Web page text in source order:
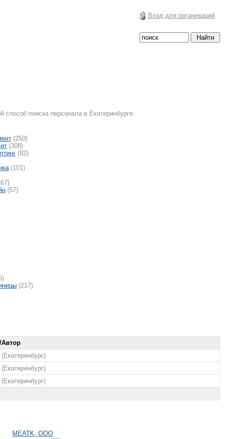
Вход для организаций
поиска персонала в Екатеринбурге.
(250)
(308)
(82)
(101)
(57)
(217)
Автор
(Екатеринбург)
(Екатеринбург)
(Екатеринбург)
MEATK, OOO